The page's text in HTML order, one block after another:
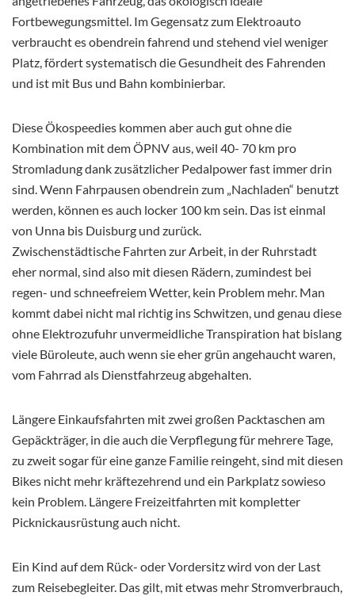
Fortbewegungsmittel. Im Gegensatz zum Elektroauto
verbraucht es obendrein fahrend und stehend viel weniger
Platz, fördert systematisch die Gesundheit des Fahrenden
und ist mit Bus und Bahn kombinierbar.
Diese Ökospeedies kommen aber auch gut ohne die
Kombination mit dem ÖPNV aus, weil 40- 70 km pro
Stromladung dank zusätzlicher Pedalpower fast immer drin
sind. Wenn Fahrpausen obendrein zum „Nachladen“ benutzt
werden, können es auch locker 100 km sein. Das ist einmal
von Unna bis Duisburg und zurück.
Zwischenstädtische Fahrten zur Arbeit, in der Ruhrstadt
eher normal, sind also mit diesen Rädern, zumindest bei
regen- und schneefreiem Wetter, kein Problem mehr. Man
kommt dabei nicht mal richtig ins Schwitzen, und genau diese
ohne Elektrozufuhr unvermeidliche Transpiration hat bislang
viele Büroleute, auch wenn sie eher grün angehaucht waren,
vom Fahrrad als Dienstfahrzeug abgehalten.
Längere Einkaufsfahrten mit zwei großen Packtaschen am
Gepäckträger, in die auch die Verpflegung für mehrere Tage,
zu zweit sogar für eine ganze Familie reingeht, sind mit diesen
Bikes nicht mehr kräftezehrend und ein Parkplatz sowieso
kein Problem. Längere Freizeitfahrten mit kompletter
Picknickausrüstung auch nicht.
Ein Kind auf dem Rück- oder Vordersitz wird von der Last
zum Reisebegleiter. Das gilt, mit etwas mehr Stromverbrauch,